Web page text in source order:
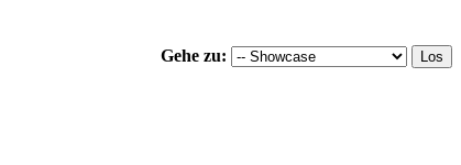
Gehe zu: